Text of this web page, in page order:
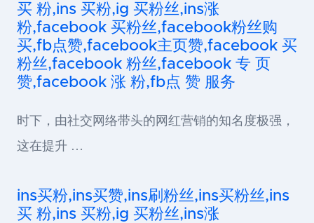
买 粉,ins 买粉,ig 买粉丝,ins涨
粉,facebook 买粉丝,facebook粉丝购
买,fb点赞,facebook主页赞,facebook 买
粉丝,facebook 粉丝,facebook 专 页
赞,facebook 涨 粉,fb点 赞 服务
时下，由社交网络带头的网红营销的知名度极强，
这在提升 …
ins买粉,ins买赞,ins刷粉丝,ins买粉丝,ins
买 粉,ins 买粉,ig 买粉丝,ins涨